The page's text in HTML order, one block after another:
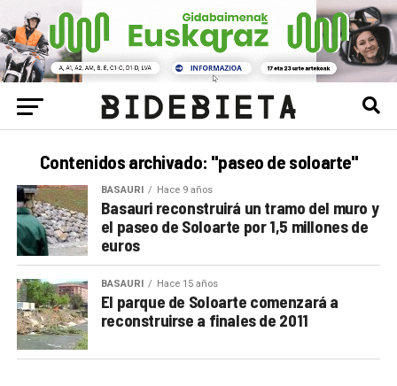
Contenidos archivado: "paseo de soloarte"
BASAURI Hace 9 años
Basauri reconstruirá un tramo del muro y
el paseo de Soloarte por 1,5 millones de
euros
BASAURI Hace 15 años
El parque de Soloarte comenzará a
reconstruirse a finales de 2011